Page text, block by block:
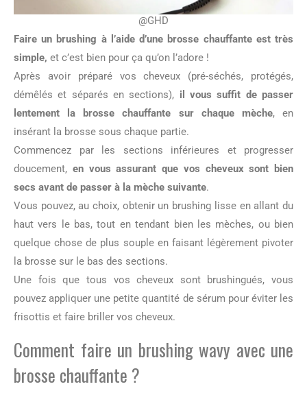
@GHD
Faire un brushing à l’aide d’une brosse chauffante est très
simple, et c’est bien pour ça qu’on l’adore !
Après avoir préparé vos cheveux (pré-séchés, protégés,
démêlés et séparés en sections), il vous suffit de passer
lentement la brosse chauffante sur chaque mèche, en
insérant la brosse sous chaque partie.
Commencez par les sections inférieures et progresser
doucement, en vous assurant que vos cheveux sont bien
secs avant de passer à la mèche suivante.
Vous pouvez, au choix, obtenir un brushing lisse en allant du
haut vers le bas, tout en tendant bien les mèches, ou bien
quelque chose de plus souple en faisant légèrement pivoter
la brosse sur le bas des sections.
Une fois que tous vos cheveux sont brushingués, vous
pouvez appliquer une petite quantité de sérum pour éviter les
frisottis et faire briller vos cheveux.
Comment faire un brushing wavy avec une
brosse chauffante ?